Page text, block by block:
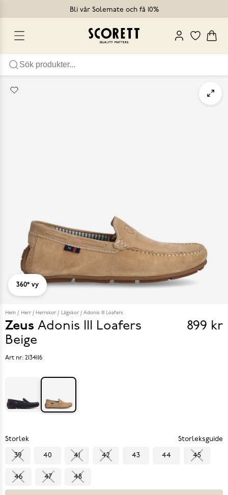
Bli vår Solemate och få 10%
360° vy
Hem Herr Herrskor Lågskor Adonis III Loafers
Zeus Adonis III Loafers
Beige
Pris
899 kr
Art nr: 2134116
Storlek Storleksguide
39 40 41 42 43 44 45
46 47 48